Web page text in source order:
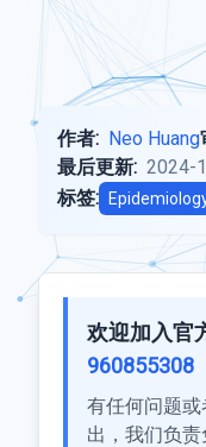
作者: Neo Huang
最后更新: 2024-
标签:
欢迎加入官
960855308
有任何问题
出，我们负